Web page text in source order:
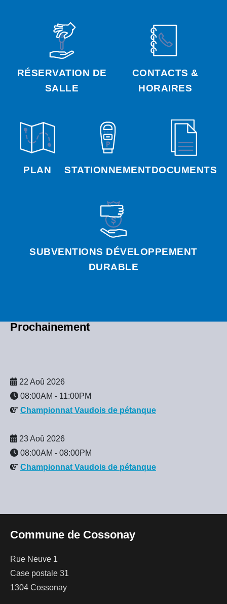
RÉSERVATION DE
SALLE
CONTACTS &
HORAIRES
PLAN STATIONNEMENTDOCUMENTS
SUBVENTIONS DÉVELOPPEMENT
DURABLE
Prochainement
22 Aoû 2026
08:00AM - 11:00PM
Championnat Vaudois de pétanque
23 Aoû 2026
08:00AM - 08:00PM
Championnat Vaudois de pétanque
Commune de Cossonay
Rue Neuve 1
Case postale 31
1304 Cossonay